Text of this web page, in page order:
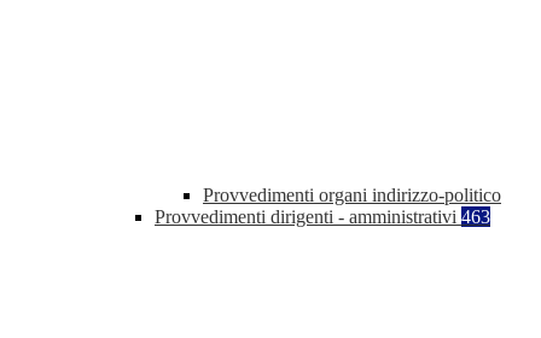
Provvedimenti organi indirizzo-politico
Provvedimenti dirigenti - amministrativi 463